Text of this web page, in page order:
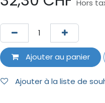
Hors
Ajouter au panier
Ajouter à la liste de